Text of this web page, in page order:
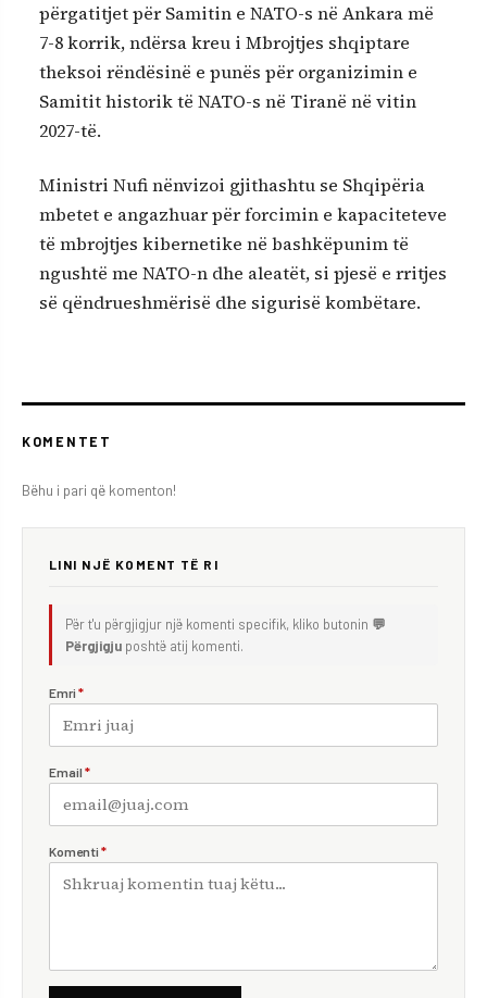
përgatitjet për Samitin e NATO-s në Ankara më
7-8 korrik, ndërsa kreu i Mbrojtjes shqiptare
theksoi rëndësinë e punës për organizimin e
Samitit historik të NATO-s në Tiranë në vitin
2027-të.
Ministri Nufi nënvizoi gjithashtu se Shqipëria
mbetet e angazhuar për forcimin e kapaciteteve
të mbrojtjes kibernetike në bashkëpunim të
ngushtë me NATO-n dhe aleatët, si pjesë e rritjes
së qëndrueshmërisë dhe sigurisë kombëtare.
KOMENTET
Bëhu i pari që komenton!
LINI NJË KOMENT TË RI
Për t'u përgjigjur një komenti specifik, kliko butonin 💬
Përgjigju poshtë atij komenti.
Emri *
Email *
Komenti *